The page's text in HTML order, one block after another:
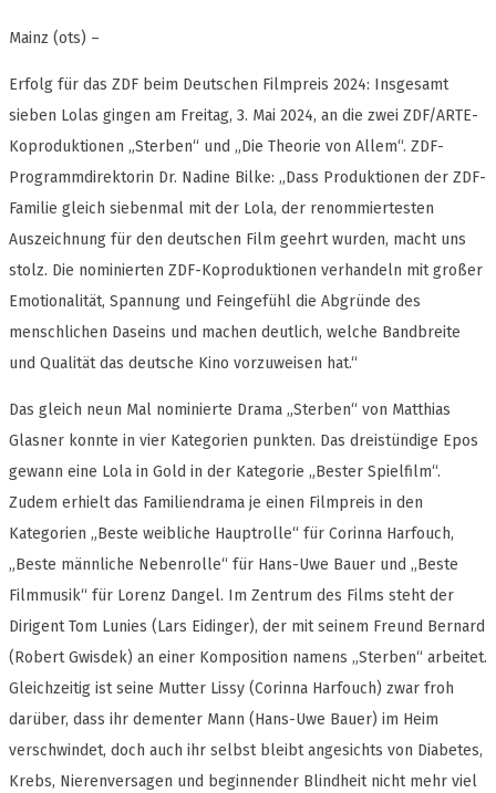
Mainz (ots) –
Erfolg für das ZDF beim Deutschen Filmpreis 2024: Insgesamt
sieben Lolas gingen am Freitag, 3. Mai 2024, an die zwei ZDF/ARTE-
Koproduktionen „Sterben“ und „Die Theorie von Allem“. ZDF-
Programmdirektorin Dr. Nadine Bilke: „Dass Produktionen der ZDF-
Familie gleich siebenmal mit der Lola, der renommiertesten
Auszeichnung für den deutschen Film geehrt wurden, macht uns
stolz. Die nominierten ZDF-Koproduktionen verhandeln mit großer
Emotionalität, Spannung und Feingefühl die Abgründe des
menschlichen Daseins und machen deutlich, welche Bandbreite
und Qualität das deutsche Kino vorzuweisen hat.“
Das gleich neun Mal nominierte Drama „Sterben“ von Matthias
Glasner konnte in vier Kategorien punkten. Das dreistündige Epos
gewann eine Lola in Gold in der Kategorie „Bester Spielfilm“.
Zudem erhielt das Familiendrama je einen Filmpreis in den
Kategorien „Beste weibliche Hauptrolle“ für Corinna Harfouch,
„Beste männliche Nebenrolle“ für Hans-Uwe Bauer und „Beste
Filmmusik“ für Lorenz Dangel. Im Zentrum des Films steht der
Dirigent Tom Lunies (Lars Eidinger), der mit seinem Freund Bernard
(Robert Gwisdek) an einer Komposition namens „Sterben“ arbeitet.
Gleichzeitig ist seine Mutter Lissy (Corinna Harfouch) zwar froh
darüber, dass ihr dementer Mann (Hans-Uwe Bauer) im Heim
verschwindet, doch auch ihr selbst bleibt angesichts von Diabetes,
Krebs, Nierenversagen und beginnender Blindheit nicht mehr viel